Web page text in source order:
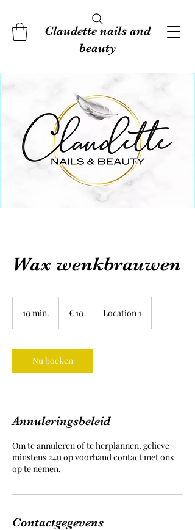
Claudette nails and
beauty
Wax wenkbrauwen
10 min.
i
n
.
€ 10 Location 1
Nu boeken
Annuleringsbeleid
Om te annuleren of te herplannen, gelieve
minstens 24u op voorhand contact met ons
op te nemen.
Contactgegevens